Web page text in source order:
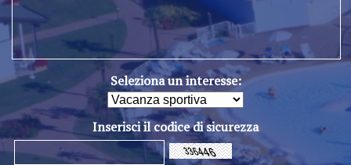
Seleziona un interesse:
Inserisci il codice di sicurezza